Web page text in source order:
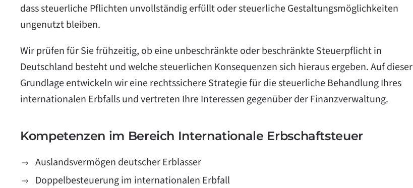
dass steuerliche Pflichten unvollständig erfüllt oder steuerliche Gestaltungsmöglichkeiten
ungenutzt bleiben.
Wir prüfen für Sie frühzeitig, ob eine unbeschränkte oder beschränkte Steuerpflicht in
Deutschland besteht und welche steuerlichen Konsequenzen sich hieraus ergeben. Auf dieser
Grundlage entwickeln wir eine rechtssichere Strategie für die steuerliche Behandlung Ihres
internationalen Erbfalls und vertreten Ihre Interessen gegenüber der Finanzverwaltung.
Kompetenzen im Bereich Internationale Erbschaftsteuer
Auslandsvermögen deutscher Erblasser
Doppelbesteuerung im internationalen Erbfall